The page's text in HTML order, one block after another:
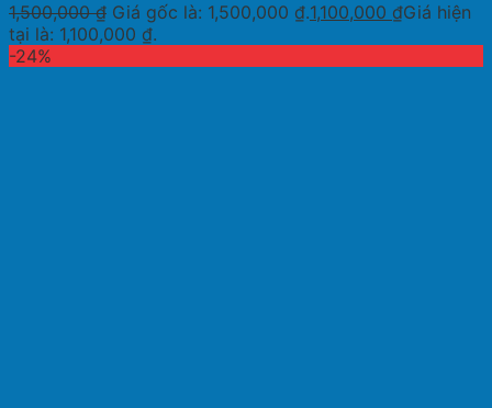
1,500,000₫ Giá gốc là: 1,500,000 ₫.1,100,000 ₫Giá hiện
tại là: 1,100,000 ₫.
-24%